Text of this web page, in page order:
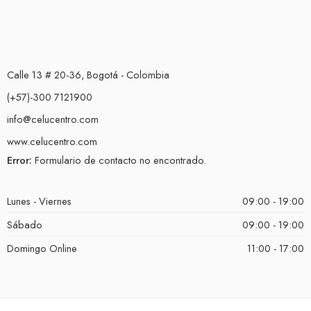
Calle 13 # 20-36, Bogotá - Colombia
(+57)-300 7121900
info@celucentro.com
www.celucentro.com
Error: Formulario de contacto no encontrado.
Lunes - Viernes
09:00 - 19:00
Sábado
09:00 - 19:00
Domingo Online
11:00 - 17:00